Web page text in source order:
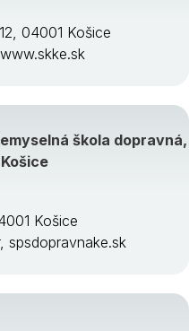
04001 Košice
škola dopravná,
Košice
spsdopravnake.sk